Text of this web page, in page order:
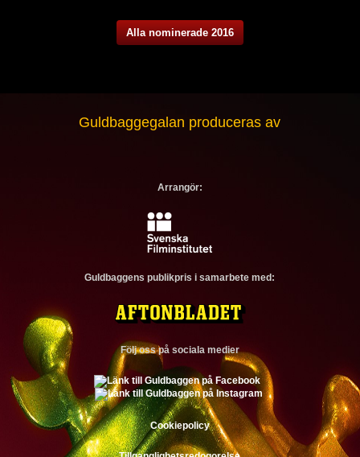
Alla nominerade 2016
Guldbaggegalan produceras av
Arrangör:
Guldbaggens publikpris i samarbete med:
Följ oss på sociala medier
Cookiepolicy